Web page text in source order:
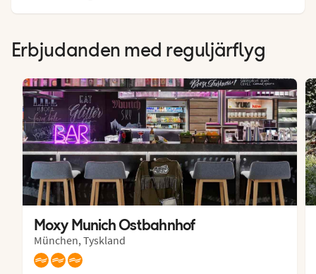
Erbjudanden med reguljärflyg
Moxy Munich Ostbahnhof
München, Tyskland